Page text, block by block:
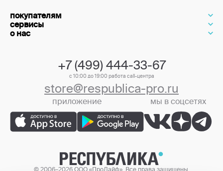
покупателям
сервисы
о нас
+7 (499) 444-33-67
с 10:00 до 19:00 работа call-центра
store@respublica-pro.ru
приложение мы в соцсетях
© 2006–2026 ООО «ПроЛайф». Все права защищены.